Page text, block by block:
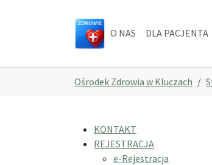
O NAS DLA PACJENTA
Ośrodek Zdrowia w Kluczach
KONTAKT
REJESTRACJA
e-Rejestracja